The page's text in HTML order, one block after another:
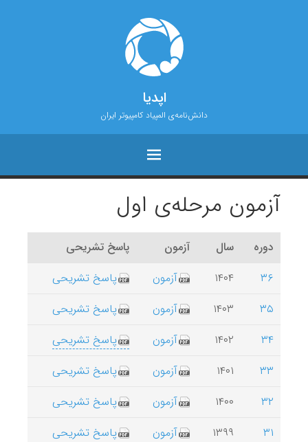
اپدیا
دانش‌نامه‌ی المپیاد کامپیوتر ایران
آزمون مرحله‌ی اول
دوره‌ سال آزمون
پاسخ تشریحی
۳۶
۱۴۰۴ آزمون
پاسخ تشریحی
۳۵
۱۴۰۳ آزمون
پاسخ تشریحی
۳۴
۱۴۰۲ آزمون
پاسخ تشریحی
۳۳
۱۴۰۱ آزمون
پاسخ تشریحی
۳۲
۱۴۰۰ آزمون
پاسخ تشریحی
۳۱
۱۳۹۹ آزمون
پاسخ تشریحی